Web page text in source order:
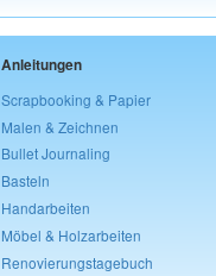
Anleitungen
Scrapbooking & Papier
Malen & Zeichnen
Bullet Journaling
Basteln
Handarbeiten
Möbel & Holzarbeiten
Renovierungstagebuch